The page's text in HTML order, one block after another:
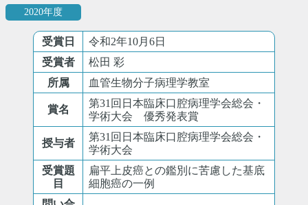
2020年度
受賞日
令和2年10月6日
受賞者
松田 彩
所属
血管生物分子病理学教室
賞名
第31回日本臨床口腔病理学会総会・
学術大会 優秀発表賞
授与者
第31回日本臨床口腔病理学会総会・
学術大会
受賞題
目
扁平上⽪癌との鑑別に苦慮した基底
細胞癌の⼀例